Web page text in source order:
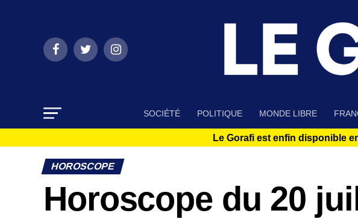
SOCIÉTÉ POLITIQUE MONDE LIBRE
Le Gorafi est enfin disponible
HOROSCOPE
Horoscope du 20